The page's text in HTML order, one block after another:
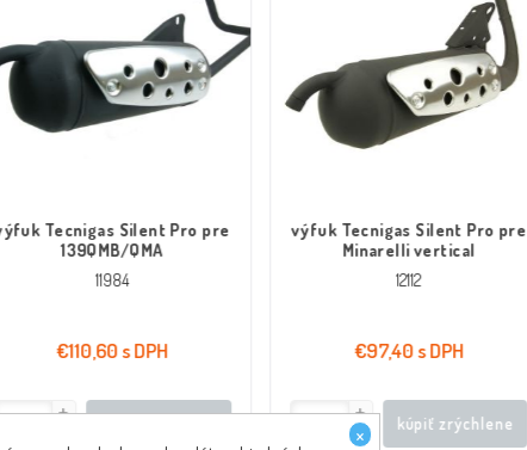
Tecnigas Silent Pro pre
139QMB/QMA
11984
€110,60 s DPH
výfuk Tecnigas Silent Pro pre
Minarelli vertical
12112
€97,40 s DPH
kúpiť zrýchlene
×